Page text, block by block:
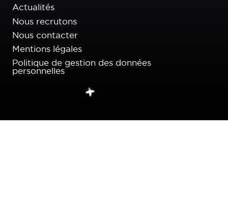
Actualités
Nous recrutons
Nous contacter
Mentions légales
Politique de gestion des données
personnelles